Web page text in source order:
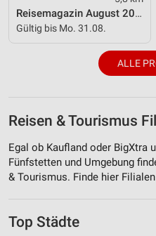
Reisemagazin August 2026
Gültig bis Mo. 31.08.
ALLE
Reisen & Tourismus
Egal ob Kaufland oder BigXtra
Fünfstetten und Umgebung
& Tourismus. Finde hier
Top Städte
personalisierter Werbung
Messung der Werbeleistung
Messung der Performance
Analyse von Zielgruppen
Entwicklung und